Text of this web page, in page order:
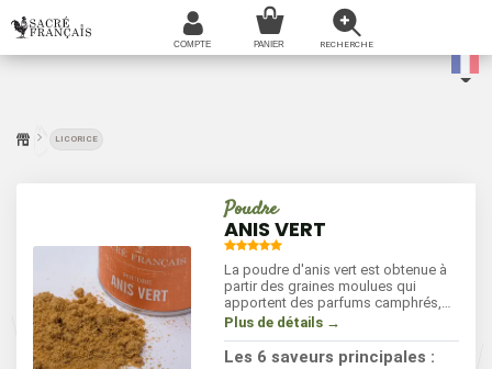
LICORICE
Poudre
ANIS VERT
La poudre d'anis vert est obtenue à
partir des graines moulues qui
apportent des parfums camphrés,
doux et frais. Il s'utilise
dans la composition des tisanes et
Plus de détails →
Les 6 saveurs principales :